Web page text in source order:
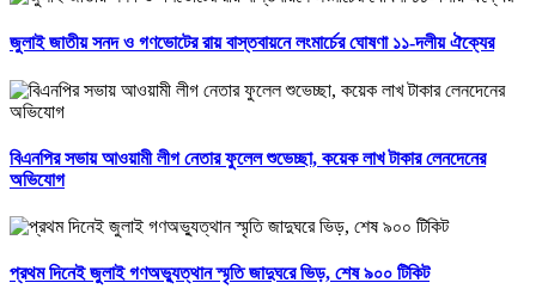
জুলাই জাতীয় সনদ ও গণভোটের রায় বাস্তবায়নে লংমার্চের ঘোষণা ১১-দলীয় ঐক্যের
বিএনপির সভায় আওয়ামী লীগ নেতার ফুলেল শুভেচ্ছা, কয়েক লাখ টাকার লেনদেনের
অভিযোগ
প্রথম দিনেই জুলাই গণঅভ্যুত্থান স্মৃতি জাদুঘরে ভিড়, শেষ ৯০০ টিকিট